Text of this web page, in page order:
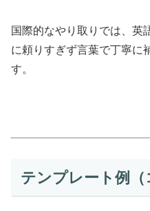
国際的なやり取りでは、英
に頼りすぎず言葉で丁寧に
す。
テンプレート例（